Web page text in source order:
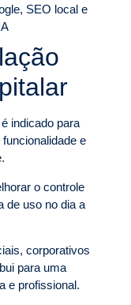
SEO local e
é indicado para
e
o controle
de uso no dia a
corporativos
para uma
e profissional.